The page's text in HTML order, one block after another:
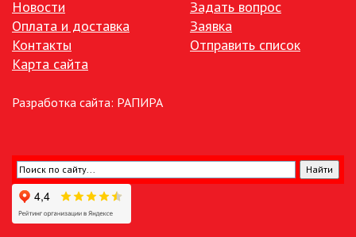
УЛИЧНЫЕ СВЕТИЛЬНИКИ
ФОНТАНЫ
ЭЛЕКТРОЗВОНКИ И АКСЕССУАРЫ
ИЗДЕЛИЯ
Новости
Оплата и доставка
Контакты
Карта сайта
Задать вопрос
Заявка
Отправить список
Разработка сайта: РАПИРА